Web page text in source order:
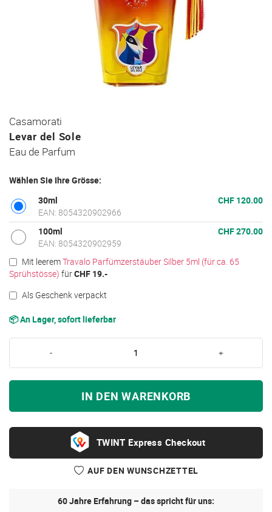
Zum
Anfang
der
Bildgalerie
Casamorati
Levar del Sole
Eau de Parfum
Wählen Sie Ihre Grösse:
30ml
EAN: 8054320902966
CHF 120.00
100ml
EAN: 8054320902959
CHF 270.00
Mit leeremTravalo Parfümzerstäuber Silber 5ml (für ca. 65
Sprühstösse) fürCHF 19.-
Als Geschenk verpackt
📦 An Lager, sofort lieferbar
- +
IN DEN WARENKORB
Express Checkout
AUF DEN WUNSCHZETTEL
60 Jahre Erfahrung – das spricht für uns: